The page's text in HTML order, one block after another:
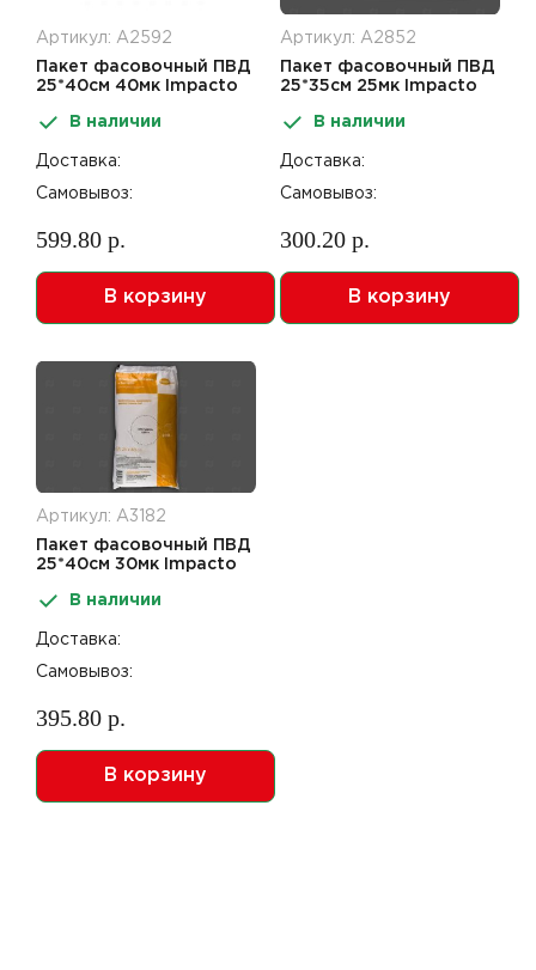
Артикул: А2592
Пакет фасовочный ПВД
25*40см 40мк Impacto
В наличии
Доставка:
Самовывоз:
599.80 р.
В корзину
Артикул: А2852
Пакет фасовочный ПВД
25*35см 25мк Impacto
В наличии
Доставка:
Самовывоз:
300.20 р.
В корзину
Артикул: А3182
Пакет фасовочный ПВД
25*40см 30мк Impacto
В наличии
Доставка:
Самовывоз:
395.80 р.
В корзину